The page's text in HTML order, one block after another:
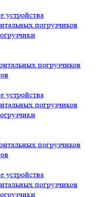
устройства
погрузчиков
погрузчиков
устройства
погрузчиков
погрузчиков
устройства
погрузчиков